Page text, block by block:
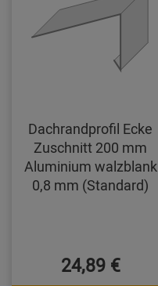
Dachrandprofil Ecke
Zuschnitt 200 mm
Aluminium walzblank
0,8 mm (Standard)
24,89 €